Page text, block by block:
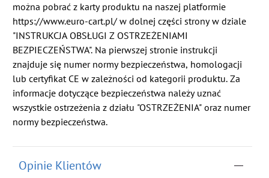
można pobrać z karty produktu na naszej platformie
https://www.euro-cart.pl/ w dolnej części strony w dziale
"INSTRUKCJA OBSŁUGI Z OSTRZEŻENIAMI
BEZPIECZEŃSTWA". Na pierwszej stronie instrukcji
znajduje się numer normy bezpieczeństwa, homologacji
lub certyfikat CE w zależności od kategorii produktu. Za
informacje dotyczące bezpieczeństwa należy uznać
wszystkie ostrzeżenia z działu "OSTRZEŻENIA" oraz numer
normy bezpieczeństwa.
Opinie Klientów